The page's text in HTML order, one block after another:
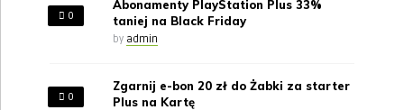
0
Abonamenty PlayStation Plus 33%
taniej na Black Friday
by admin
0
Zgarnij e-bon 20 zł do Żabki za starter
Plus na Kartę